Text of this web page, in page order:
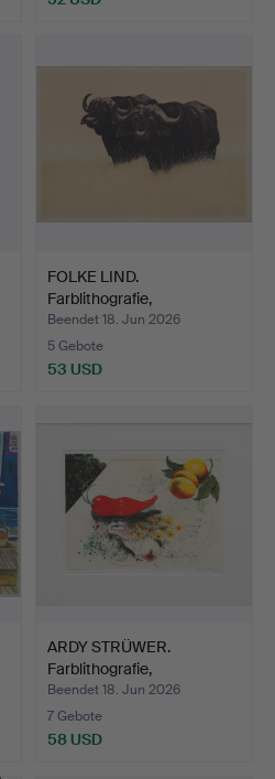
FOLKE LIND.
Farblithografie,
"Kafferbuffel…
Beendet 18. Jun 2026
5 Gebote
53 USD
ARDY STRÜWER.
Farblithografie,
Komposition…
Beendet 18. Jun 2026
7 Gebote
58 USD